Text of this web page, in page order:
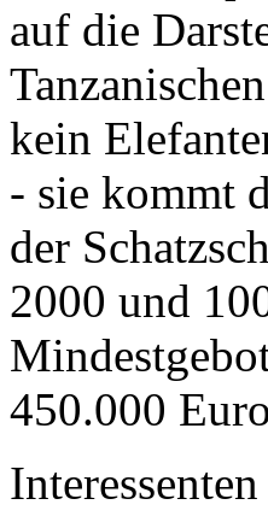
auf die
kein
- sie kommt
der
2000 und
450.000